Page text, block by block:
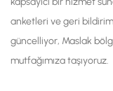
anketleri ve geri
güncelliyor, Maslak
mutfağımıza taşıyoruz.